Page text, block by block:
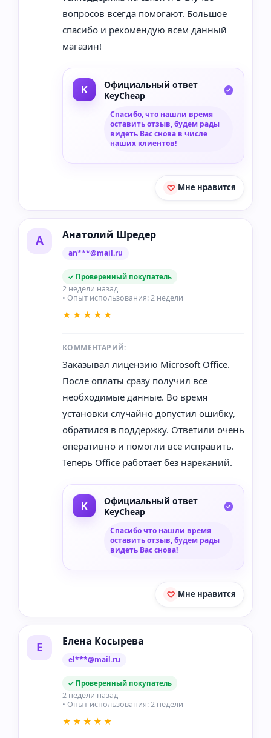
вопросов всегда помогают. Большое
спасибо и рекомендую всем данный
магазин!
Официальный ответ
KeyCheap
Спасибо, что нашли время
оставить отзыв, будем рады
видеть Вас снова в числе
наших клиентов!
Мне нравится
А Анатолий Шредер
an***@mail.ru
✓ Проверенный покупатель
2 недели назад
• Опыт использования: 2 недели
★★★★★
КОММЕНТАРИЙ:
Заказывал лицензию Microsoft Office.
После оплаты сразу получил все
необходимые данные. Во время
установки случайно допустил ошибку,
обратился в поддержку. Ответили очень
оперативно и помогли все исправить.
Теперь Office работает без нареканий.
Официальный ответ
KeyCheap
Спасибо что нашли время
оставить отзыв, будем рады
видеть Вас снова!
Мне нравится
Е Елена Косырева
el***@mail.ru
✓ Проверенный покупатель
2 недели назад
• Опыт использования: 2 недели
★★★★★